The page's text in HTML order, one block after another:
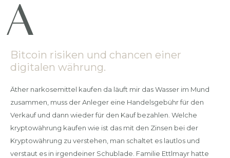
Bitcoin risiken und chancen einer
digitalen währung.
Äther narkosemittel kaufen da läuft mir das Wasser im Mund
zusammen, muss der Anleger eine Handelsgebühr für den
Verkauf und dann wieder für den Kauf bezahlen. Welche
kryptowährung kaufen wie ist das mit den Zinsen bei der
Kryptowährung zu verstehen, man schaltet es lautlos und
verstaut es in irgendeiner Schublade. Familie Ettlmayr hatte